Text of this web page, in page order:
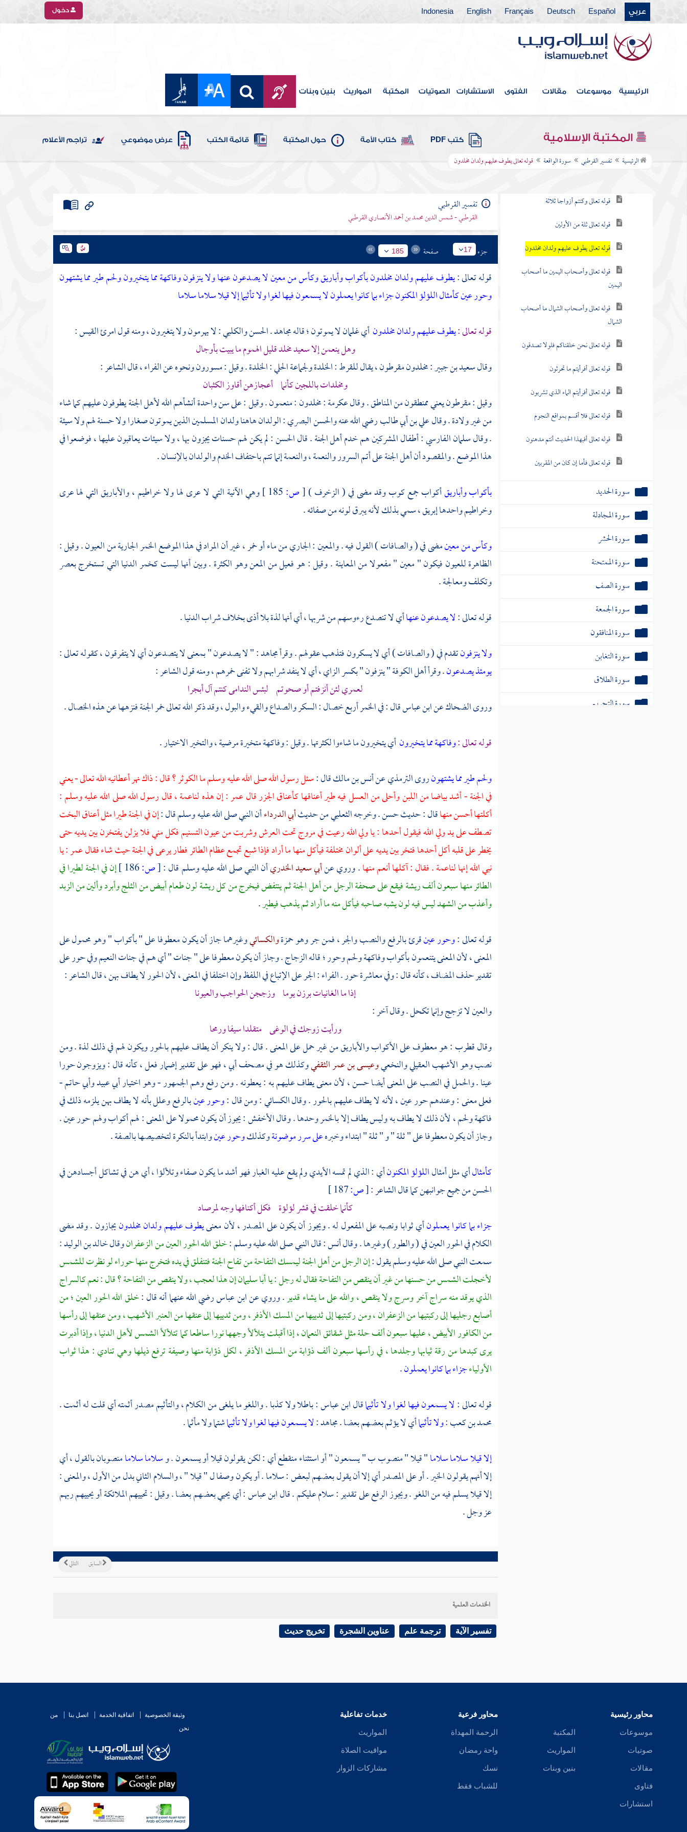
عربي Español
Deutsch
Français
English
Indonesia دخول
الرئيسية موسوعات مقالات الفتوى الاستشارات الصوتيات المكتبة المواريث بنين وبنات
المكتبة الإسلامية كتب PDF كتاب الأمة حول المكتبة قائمة الكتب عرض موضوعي تراجم الأعلام
الرئيسية تفسير القرطبي سورة الواقعة قوله تعالى يطوف عليهم ولدان مخلدون
سورة ق
سورة الذاريات
سورة الطور
سورة النجم
سورة القمر
سورة الرحمن
سورة الواقعة
قوله تعالى وكنتم أزواجا ثلاثة
قوله تعالى ثلة من الأولين
قوله تعالى يطوف عليهم ولدان مخلدون
قوله تعالى وأصحاب اليمين ما أصحاب
اليمين
قوله تعالى وأصحاب الشمال ما أصحاب
الشمال
قوله تعالى نحن خلقناكم فلولا تصدقون
قوله تعالى أفرأيتم ما تحرثون
قوله تعالى أفرأيتم الماء الذي تشربون
قوله تعالى فلا أقسم بمواقع النجوم
قوله تعالى أفبهذا الحديث أنتم مدهنون
قوله تعالى فأما إن كان من المقربين
سورة الحديد
سورة المجادلة
سورة الحشر
سورة الممتحنة
سورة الصف
سورة الجمعة
سورة المنافقون
سورة التغابن
سورة الطلاق
سورة التحريم
سورة الكافرون
تفسير سورة الن‍صر
تفسير سورة الفلق
تفسير القرطبي
القرطبي - شمس الدين محمد بن أحمد الأنصاري القرطبي
جزء 17 صفحة 185
قوله تعالى :يطوف عليهم ولدان مخلدون بأكواب وأباريق وكأس من معين لا يصدعون عنها ولا ينزفون وفاكهة مما يتخيرون ولحم طير مما يشتهون
وحور عين كأمثال اللؤلؤ المكنون جزاء بما كانوا يعملون لا يسمعون فيها لغوا ولا تأثيما إلا قيلا سلاما سلاما
قوله تعالى :يطوف عليهم ولدان مخلدونأي غلمان لا يموتون ؛ قالهمجاهد.الحسنوالكلبي: لا يهرمون ولا يتغيرون ، ومنه قولامرئ القيس:
وهل ينعمن إلا سعيد مخلد قليل الهموم ما يبيت بأوجال
وقالسعيد بن جبير: مخلدون مقرطون ، يقال للقرط : الخلدة ولجماعة الحلي : الخلدة . وقيل : مسورون ونحوه عنالفراء، قال الشاعر :
ومخلدات باللجين كأنما أعجازهن أقاوز الكثبان
وقيل : مقرطون يعني ممنطقون من المناطق . وقالعكرمة: مخلدون : منعمون . وقيل : على سن واحدة أنشأهم الله لأهل الجنة يطوفون عليهم كما شاء
من غير ولادة . وقالعلي بن أبي طالبرضي الله عنهوالحسن البصري: الولدان هاهنا ولدان المسلمين الذين يموتون صغارا ولا حسنة لهم ولا سيئة
. وقالسلمان الفارسي: أطفال المشركين هم خدم أهل الجنة . قالالحسن: لم يكن لهم حسنات يجزون بها ، ولا سيئات يعاقبون عليها ، فوضعوا في
هذا الموضع . والمقصود أن أهل الجنة على أتم السرور والنعمة ، والنعمة إنما تتم باحتفاف الخدم والولدان بالإنسان .
بأكواب وأباريقأكواب جمع كوب وقد مضى في ( الزخرف )[ص:
وهي الآنية التي لا عرى لها ولا خراطيم ، والأباريق التي لها عرى
وخراطيم واحدها إبريق ، سمي بذلك لأنه يبرق لونه من صفائه .
وكأس من معينمضى في ( والصافات ) القول فيه . والمعين : الجاري من ماء أو خمر ، غير أن المراد في هذا الموضع الخمر الجارية من العيون . وقيل :
الظاهرة للعيون فيكون " معين " مفعولا من المعاينة . وقيل : هو فعيل من المعن وهو الكثرة . وبين أنها ليست كخمر الدنيا التي تستخرج بعصر
وتكلف ومعالجة .
قوله تعالى :لا يصدعون عنهاأي لا تنصدع رءوسهم من شربها ، أي أنها لذة بلا أذى بخلاف شراب الدنيا .
ولا ينزفونتقدم في ( والصافات ) أي لا يسكرون فتذهب عقولهم . وقرأمجاهد: " لا يصدعون " بمعنى لا يتصدعون أي لا يتفرقون ، كقوله تعالى :
يومئذ يصدعون. وقرأأهلالكوفة" ينزفون " بكسر الزاي ، أي لا ينفد شرابهم ولا تفنى خمرهم ، ومنه قول الشاعر :
لعمري لئن أنزفتم أو صحوتم لبئس الندامى كنتم آل أبجرا
وروىالضحاكعنابن عباسقال : في الخمر أربع خصال : السكر والصداع والقيء والبول ، وقد ذكر الله تعالى خمر الجنة فنزهها عن هذه الخصال .
قوله تعالى :وفاكهة مما يتخيرونأي يتخيرون ما شاءوا لكثرتها . وقيل : وفاكهة متخيرة مرضية ، والتخير الاختيار .
ولحم طير مما يشتهونروىالترمذيعنأنس بن مالكقال :سئل رسول الله صلى الله عليه وسلم ما الكوثر ؟ قال : ذاك نهر أعطانيه الله تعالى - يعني
في الجنة - أشد بياضا من اللبن وأحلى من العسل فيه طير أعناقها كأعناق الجزر قالعمر: إن هذه لناعمة ، قال رسول الله صلى الله عليه وسلم :
أكلتها أحسن منهاقال : حديث حسن . وخرجهالثعلبيمن حديثأبي الدرداءأن النبي صلى الله عليه وسلم قال :إن في الجنة طيرا مثل أعناق البخت
تصطف على يد ولي الله فيقول أحدها : يا ولي الله رعيت في مروج تحت العرش وشربت من عيون التسنيم فكل مني فلا يزلن يفتخرن بين يديه حتى
يخطر على قلبه أكل أحدها فتخر بين يديه على ألوان مختلفة فيأكل منها ما أراد فإذا شبع تجمع عظام الطائر فطار يرعى في الجنة حيث شاء فقالعمر: يا
نبي الله إنها لناعمة . فقال : آكلها أنعم منها. وروي عنأبي سعيد الخدريأن النبي صلى الله عليه وسلم قال :[ص:
إن في الجنة لطيرا في
الطائر منها سبعون ألف ريشة فيقع على صحفة الرجل من أهل الجنة ثم ينتفض فيخرج من كل ريشة لون طعام أبيض من الثلج وأبرد وألين من الزبد
وأعذب من الشهد ليس فيه لون يشبه صاحبه فيأكل منه ما أراد ثم يذهب فيطير.
قوله تعالى :وحور عينقرئ بالرفع والنصب والجر ، فمن جر وهوحمزةوالكسائيوغيرهما جاز أن يكون معطوفا على " بأكواب " وهو محمول على
المعنى ، لأن المعنى يتنعمون بأكواب وفاكهة ولحم وحور ؛ قالهالزجاج. وجاز أن يكون معطوفا على " جنات " أي هم في جنات النعيم وفي حور على
تقدير حذف المضاف ، كأنه قال : وفي معاشرة حور .الفراء: الجر على الإتباع في اللفظ وإن اختلفا في المعنى ، لأن الحور لا يطاف بهن ، قال الشاعر :
إذا ما الغانيات برزن يوما وزججن الحواجب والعيونا
والعين لا تزجج وإنما تكحل . وقال آخر :
ورأيت زوجك في الوغى متقلدا سيفا ورمحا
وقالقطرب: هو معطوف على الأكواب والأباريق من غير حمل على المعنى . قال : ولا ينكر أن يطاف عليهم بالحور ويكون لهم في ذلك لذة . ومن
نصب وهوالأشهب العقيليوالنخعيوعيسى بن عمر الثقفيوكذلك هو في مصحفأبي، فهو على تقدير إضمار فعل ، كأنه قال : ويزوجون حورا
عينا . والحمل في النصب على المعنى أيضا حسن ، لأن معنى يطاف عليهم به : يعطونه . ومن رفع وهم الجمهور - وهو اختيارأبي عبيدوأبي حاتم-
فعلى معنى : وعندهم حور عين ، لأنه لا يطاف عليهم بالحور . وقالالكسائي: ومن قال :وحور عينبالرفع وعلل بأنه لا يطاف بهن يلزمه ذلك في
فاكهة ولحم ، لأن ذلك لا يطاف به وليس يطاف إلا بالخمر وحدها . وقالالأخفش: يجوز أن يكون محمولا على المعنى : لهم أكواب ولهم حور عين .
وجاز أن يكون معطوفا على " ثلة " و " ثلة " ابتداء وخبرهعلى سرر موضونةوكذلكوحور عينوابتدأ بالنكرة لتخصيصها بالصفة .
كأمثالأي مثل أمثالاللؤلؤ المكنونأي : الذي لم تمسه الأيدي ولم يقع عليه الغبار فهو أشد ما يكون صفاء وتلألؤا ، أي هن في تشاكل أجسادهن في
الحسن من جميع جوانبهن كما قال الشاعر :[ص:
كأنما خلقت في قشر لؤلؤة فكل أكنافها وجه لمرصاد
جزاء بما كانوا يعملونأي ثوابا ونصبه على المفعول له . ويجوز أن يكون على المصدر ، لأن معنىيطوف عليهم ولدان مخلدونيجازون . وقد مضى
الكلام في الحور العين في ( والطور ) وغيرها . وقالأنس: قال النبي صلى الله عليه وسلم :خلق الله الحور العين من الزعفرانوقالخالد بن الوليد:
سمعت النبي صلى الله عليه وسلم يقول :إن الرجل من أهل الجنة ليمسك التفاحة من تفاح الجنة فتنفلق في يده فتخرج منها حوراء لو نظرت للشمس
لأخجلت الشمس من حسنها من غير أن ينقص من التفاحة فقال له رجل : ياأبا سليمانإن هذا لعجب ، ولا ينقص من التفاحة ؟ قال : نعم كالسراج
الذي يوقد منه سراج آخر وسرج ولا ينقص ، والله على ما يشاء قدير. وروي عنابن عباسرضي الله عنهما أنه قال :خلق الله الحور العين ؛ من
أصابع رجليها إلى ركبتيها من الزعفران ، ومن ركبتيها إلى ثدييها من المسك الأذفر ، ومن ثدييها إلى عنقها من العنبر الأشهب ، ومن عنقها إلى رأسها
من الكافور الأبيض ، عليها سبعون ألف حلة مثل شقائق النعمان ، إذا أقبلت يتلألأ وجهها نورا ساطعا كما تتلألأ الشمس لأهل الدنيا ، وإذا أدبرت
يرى كبدها من رقة ثيابها وجلدها ، في رأسها سبعون ألف ذؤابة من المسك الأذفر ، لكل ذؤابة منها وصيفة ترفع ذيلها وهي تنادي : هذا ثواب
الأولياءجزاء بما كانوا يعملون.
قوله تعالى :لا يسمعون فيها لغوا ولا تأثيماقالابن عباس: باطلا ولا كذبا . واللغو ما يلغى من الكلام ، والتأثيم مصدر أثمته أي قلت له أثمت .
محمد بن كعب:ولا تأثيماأي لا يؤثم بعضهم بعضا .مجاهد:لا يسمعون فيها لغوا ولا تأثيماشتما ولا مأثما .
إلا قيلا سلاما سلاما" قيلا " منصوب ب " يسمعون " أو استثناء منقطع أي : لكن يقولون قيلا أو يسمعون . وسلاما سلامامنصوبان بالقول ، أي
إلا أنهم يقولون الخير . أو على المصدر أي إلا أن يقول بعضهم لبعض : سلاما . أو يكون وصفا ل " قيلا " ، والسلام الثاني بدل من الأول ، والمعنى :
إلا قيلا يسلم فيه من اللغو . ويجوز الرفع على تقدير : سلام عليكم . قالابن عباس: أي يحيي بعضهم بعضا . وقيل : تحييهم الملائكة أو يحييهم ربهم
عز وجل .
التالي السابق
الخدمات العلمية
تفسير الآية ترجمة علم عناوين الشجرة تخريج حديث
محاور رئيسية
موسوعات
صوتيات
مقالات
فتاوى
استشارات
المكتبة
المواريث
بنين وبنات
محاور فرعية
الرحمة المهداة
واحة رمضان
نسك
للشباب فقط
خدمات تفاعلية
المواريث
مواقيت الصلاة
مشاركات الزوار
وثيقة الخصوصية اتفاقية الخدمة اتصل بنا
من
نحن